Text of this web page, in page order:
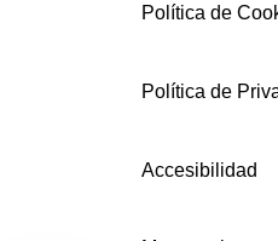
Política de
Política de
Accesibilidad